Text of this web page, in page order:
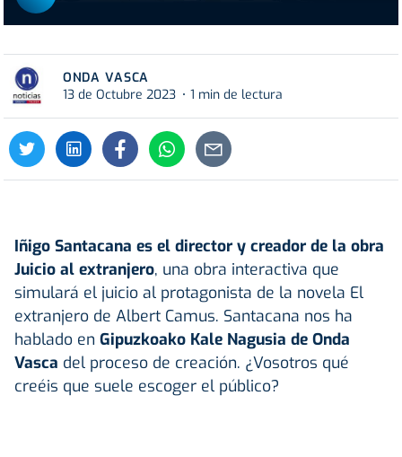
ONDA VASCA
13 de Octubre 2023
1 min de lectura
Iñigo Santacana es el director y creador de la obra
Juicio al extranjero, una obra interactiva que
simulará el juicio al protagonista de la novela El
extranjero de Albert Camus. Santacana nos ha
hablado en Gipuzkoako Kale Nagusia de Onda
Vasca del proceso de creación. ¿Vosotros qué
creéis que suele escoger el público?